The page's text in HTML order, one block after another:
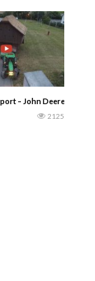
– John Deere en
2125
landtechnikvideos de-